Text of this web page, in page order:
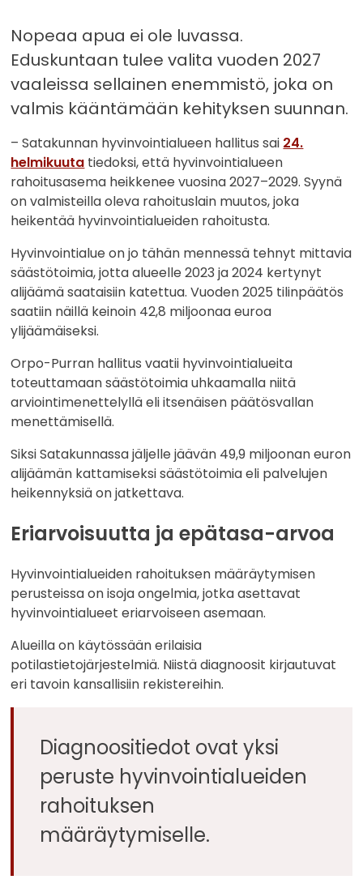
Nopeaa apua ei ole luvassa.
Eduskuntaan tulee valita vuoden 2027
vaaleissa sellainen enemmistö, joka on
valmis kääntämään kehityksen suunnan.
– Satakunnan hyvinvointialueen hallitus sai 24.
helmikuuta tiedoksi, että hyvinvointialueen
rahoitusasema heikkenee vuosina 2027–2029. Syynä
on valmisteilla oleva rahoituslain muutos, joka
heikentää hyvinvointialueiden rahoitusta.
Hyvinvointialue on jo tähän mennessä tehnyt mittavia
säästötoimia, jotta alueelle 2023 ja 2024 kertynyt
alijäämä saataisiin katettua. Vuoden 2025 tilinpäätös
saatiin näillä keinoin 42,8 miljoonaa euroa
ylijäämäiseksi.
Orpo-Purran hallitus vaatii hyvinvointialueita
toteuttamaan säästötoimia uhkaamalla niitä
arviointimenettelyllä eli itsenäisen päätösvallan
menettämisellä.
Siksi Satakunnassa jäljelle jäävän 49,9 miljoonan euron
alijäämän kattamiseksi säästötoimia eli palvelujen
heikennyksiä on jatkettava.
Eriarvoisuutta ja epätasa-arvoa
Hyvinvointialueiden rahoituksen määräytymisen
perusteissa on isoja ongelmia, jotka asettavat
hyvinvointialueet eriarvoiseen asemaan.
Alueilla on käytössään erilaisia
potilastietojärjestelmiä. Niistä diagnoosit kirjautuvat
eri tavoin kansallisiin rekistereihin.
Diagnoositiedot ovat yksi
peruste hyvinvointialueiden
rahoituksen
määräytymiselle.